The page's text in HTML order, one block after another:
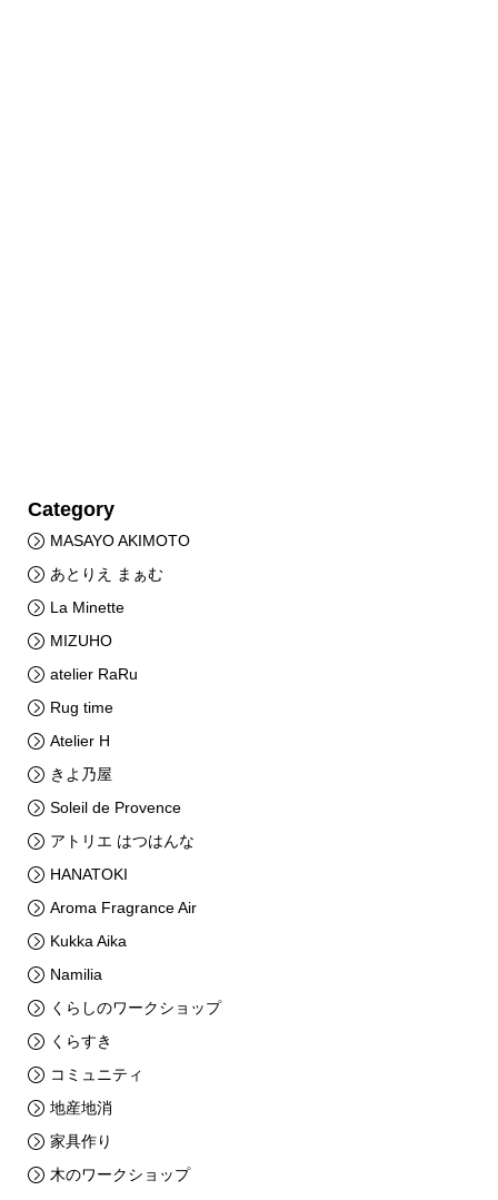
Category
MASAYO AKIMOTO
あとりえ まぁむ
La Minette
MIZUHO
atelier RaRu
Rug time
Atelier H
きよ乃屋
Soleil de Provence
アトリエ はつはんな
HANATOKI
Aroma Fragrance Air
Kukka Aika
Namilia
くらしのワークショップ
くらすき
コミュニティ
地産地消
家具作り
木のワークショップ